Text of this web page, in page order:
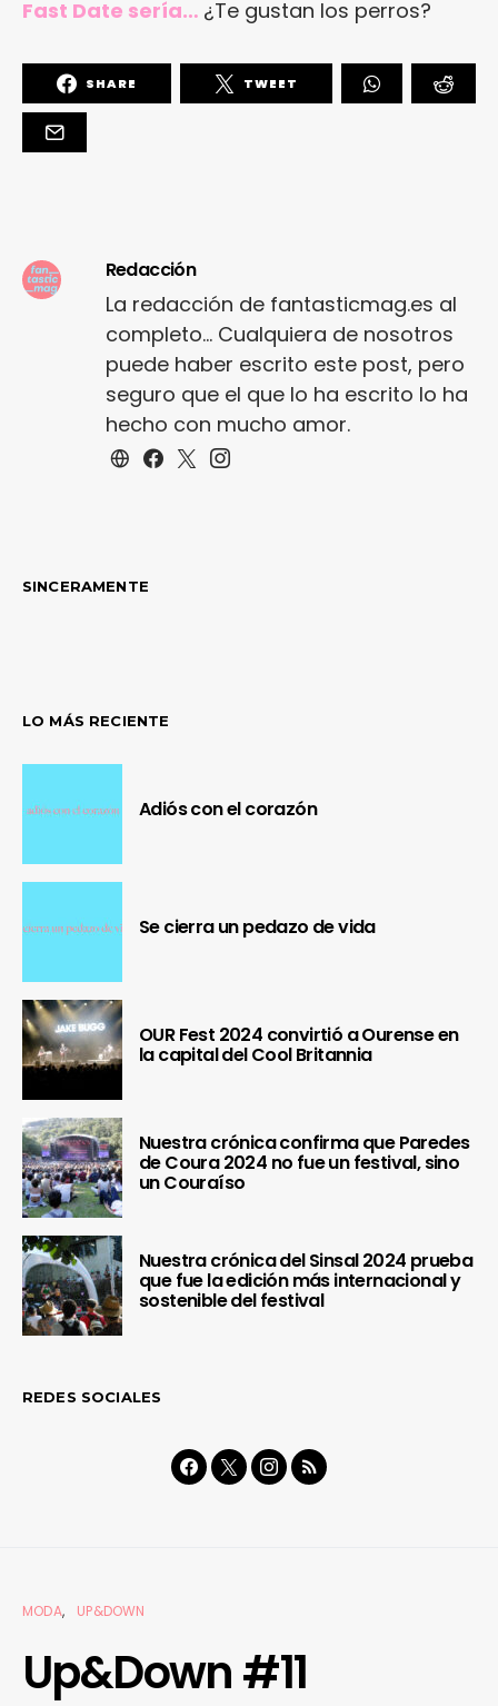
Fast Date sería… ¿Te gustan los perros?
SHARE TWEET
Redacción
La redacción de fantasticmag.es al
completo... Cualquiera de nosotros
puede haber escrito este post, pero
seguro que el que lo ha escrito lo ha
hecho con mucho amor.
SINCERAMENTE
LO MÁS RECIENTE
Adiós con el corazón
Se cierra un pedazo de vida
OUR Fest 2024 convirtió a Ourense en
la capital del Cool Britannia
Nuestra crónica confirma que Paredes
de Coura 2024 no fue un festival, sino
un Couraíso
Nuestra crónica del Sinsal 2024 prueba
que fue la edición más internacional y
sostenible del festival
REDES SOCIALES
MODA UP&DOWN
Up&Down #11